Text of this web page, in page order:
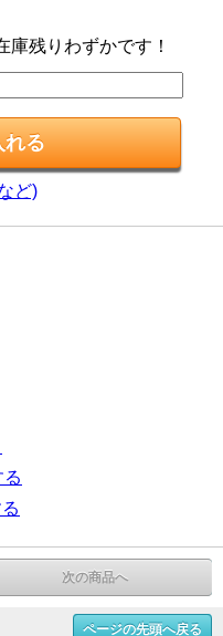
残りわずかです！
ど)
次の商品へ
ページの先頭へ戻る